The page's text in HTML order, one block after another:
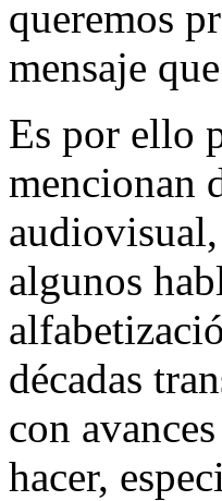
queremos
mensaje
Es por ello
mencionan
algunos
décadas
con
hacer,